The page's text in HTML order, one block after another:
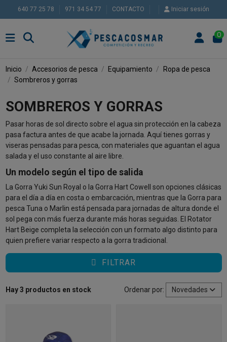
640 77 25 78 971 34 54 77 CONTACTO Iniciar sesión
0
Inicio Accesorios de pesca Equipamiento
Ropa de pesca
Sombreros y gorras
SOMBREROS Y GORRAS
Pasar horas de sol directo sobre el agua sin protección en la cabeza
pasa factura antes de que acabe la jornada. Aquí tienes gorras y
viseras pensadas para pesca, con materiales que aguantan el agua
salada y el uso constante al aire libre.
Un modelo según el tipo de salida
La Gorra Yuki Sun Royal o la Gorra Hart Cowell son opciones clásicas
para el día a día en costa o embarcación, mientras que la Gorra para
pesca Tuna o Marlin está pensada para jornadas de altura donde el
sol pega con más fuerza durante más horas seguidas. El Rotator
Hart Beige completa la selección con un formato algo distinto para
quien prefiere variar respecto a la gorra tradicional.
FILTRAR
Hay 3 productos en stock Ordenar por: Novedades